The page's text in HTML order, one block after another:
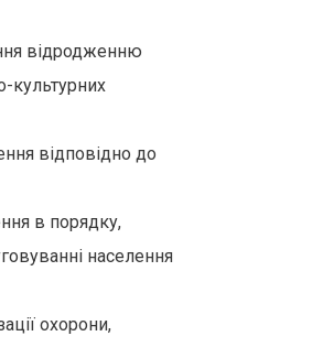
відродженню
культурних
відповідно до
в порядку,
населення
охорони,